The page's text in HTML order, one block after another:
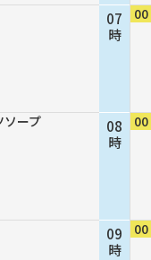
ソープ
07
時
08
時
09
時
00
00
00